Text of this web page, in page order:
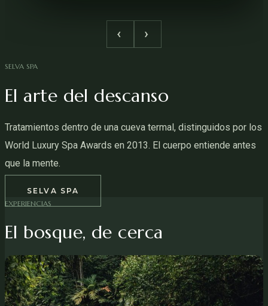
‹ ›
SELVA SPA
El arte del descanso
Tratamientos dentro de una cueva termal, distinguidos por los
World Luxury Spa Awards en 2013. El cuerpo entiende antes
que la mente.
SELVA SPA
EXPERIENCIAS
El bosque, de cerca